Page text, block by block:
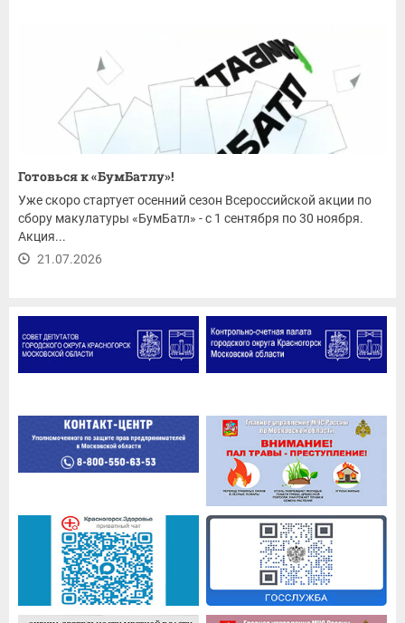
Готовься к «БумБатлу»!
Уже скоро стартует осенний сезон Всероссийской акции по
сбору макулатуры «БумБатл» - с 1 сентября по 30 ноября.
Акция...
21.07.2026